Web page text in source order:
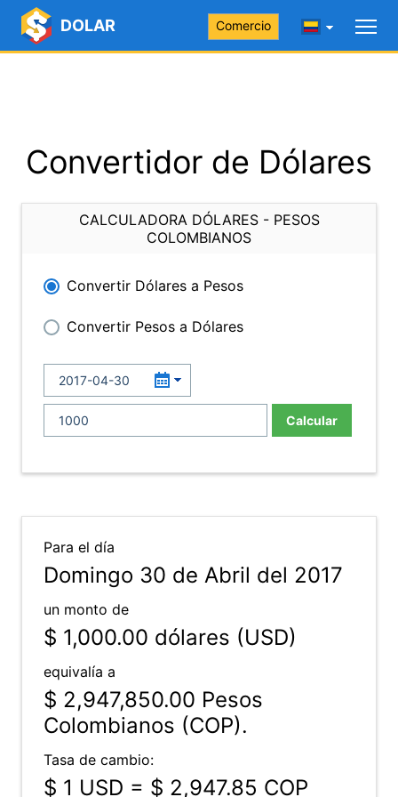
DOLAR Comercio
Convertidor de Dólares
CALCULADORA DÓLARES - PESOS
COLOMBIANOS
Convertir Dólares a Pesos
Convertir Pesos a Dólares
Calcular
Para el día
Domingo 30 de Abril del 2017
un monto de
$ 1,000.00 dólares (USD)
equivalía a
$ 2,947,850.00 Pesos
Colombianos (COP).
Tasa de cambio:
$ 1 USD = $ 2,947.85 COP